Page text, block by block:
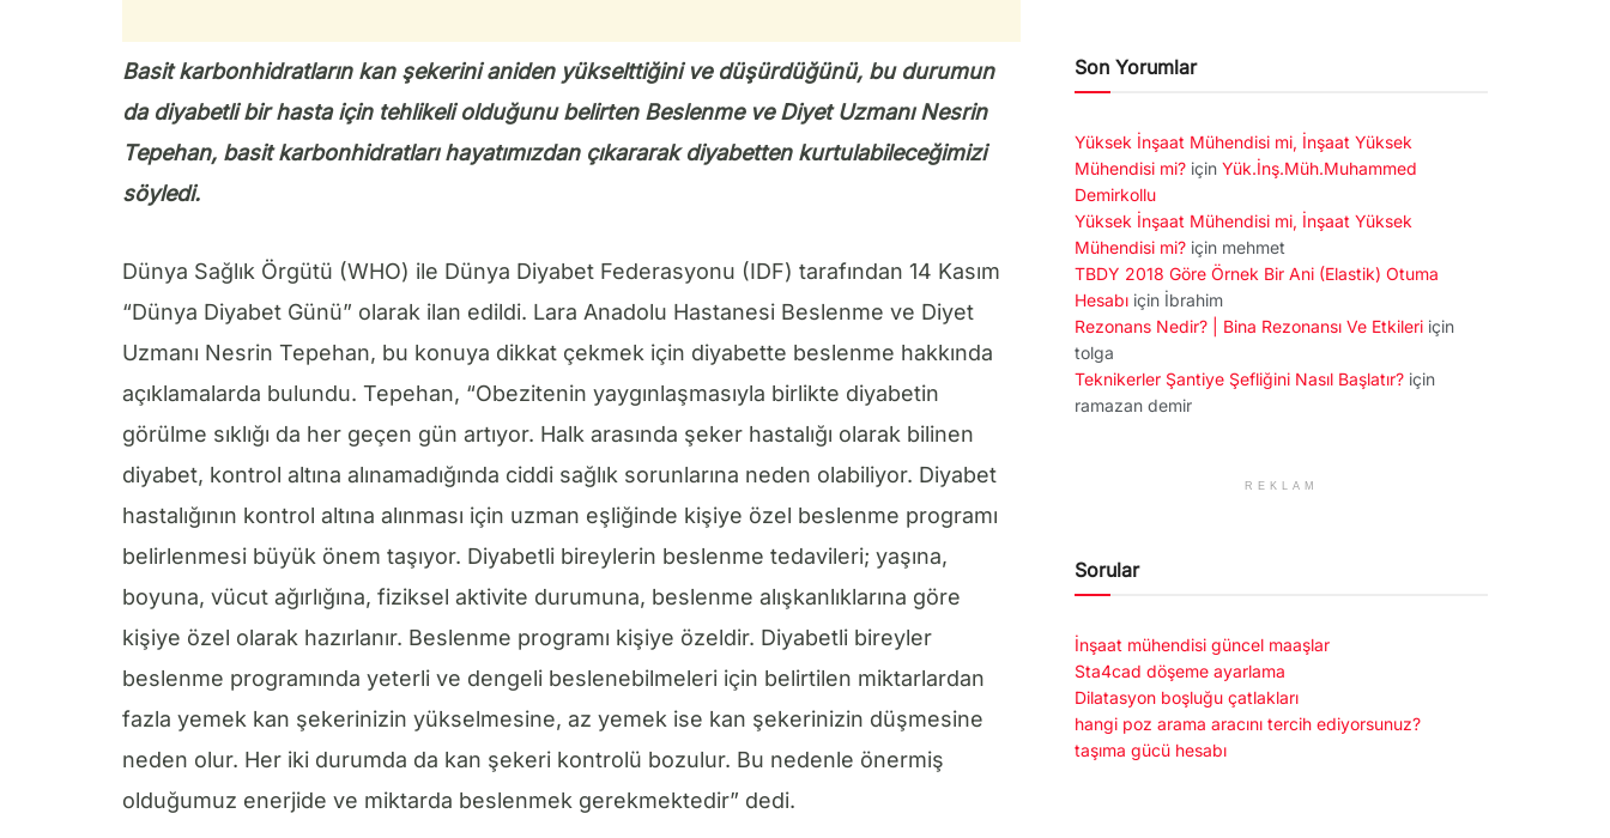
Basit karbonhidratların kan şekerini aniden yükselttiğini ve düşürdüğünü, bu durumun
da diyabetli bir hasta için tehlikeli olduğunu belirten Beslenme ve Diyet Uzmanı Nesrin
Tepehan, basit karbonhidratları hayatımızdan çıkararak diyabetten kurtulabileceğimizi
söyledi.
Dünya Sağlık Örgütü (WHO) ile Dünya Diyabet Federasyonu (IDF) tarafından 14 Kasım
“Dünya Diyabet Günü” olarak ilan edildi. Lara Anadolu Hastanesi Beslenme ve Diyet
Uzmanı Nesrin Tepehan, bu konuya dikkat çekmek için diyabette beslenme hakkında
açıklamalarda bulundu. Tepehan, “Obezitenin yaygınlaşmasıyla birlikte diyabetin
görülme sıklığı da her geçen gün artıyor. Halk arasında şeker hastalığı olarak bilinen
diyabet, kontrol altına alınamadığında ciddi sağlık sorunlarına neden olabiliyor. Diyabet
hastalığının kontrol altına alınması için uzman eşliğinde kişiye özel beslenme programı
belirlenmesi büyük önem taşıyor. Diyabetli bireylerin beslenme tedavileri; yaşına,
boyuna, vücut ağırlığına, fiziksel aktivite durumuna, beslenme alışkanlıklarına göre
kişiye özel olarak hazırlanır. Beslenme programı kişiye özeldir. Diyabetli bireyler
beslenme programında yeterli ve dengeli beslenebilmeleri için belirtilen miktarlardan
fazla yemek kan şekerinizin yükselmesine, az yemek ise kan şekerinizin düşmesine
neden olur. Her iki durumda da kan şekeri kontrolü bozulur. Bu nedenle önermiş
olduğumuz enerjide ve miktarda beslenmek gerekmektedir” dedi.
Son Yorumlar
Yüksek İnşaat Mühendisi mi, İnşaat Yüksek
Mühendisi mi? için Yük.İnş.Müh.Muhammed
Demirkollu
Yüksek İnşaat Mühendisi mi, İnşaat Yüksek
Mühendisi mi? için mehmet
TBDY 2018 Göre Örnek Bir Ani (Elastik) Otuma
Hesabı için İbrahim
Rezonans Nedir? | Bina Rezonansı Ve Etkileri için
tolga
Teknikerler Şantiye Şefliğini Nasıl Başlatır? için
ramazan demir
REKLAM
Sorular
İnşaat mühendisi güncel maaşlar
Sta4cad döşeme ayarlama
Dilatasyon boşluğu çatlakları
hangi poz arama aracını tercih ediyorsunuz?
taşıma gücü hesabı